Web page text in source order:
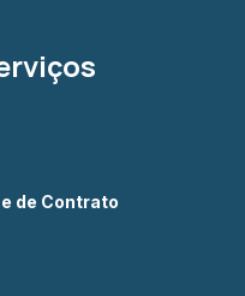
de Contrato